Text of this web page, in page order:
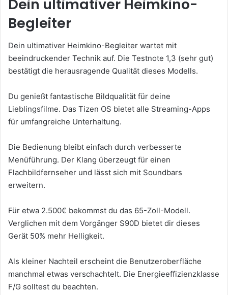
Dein ultimativer Heimkino-
Begleiter
Dein ultimativer Heimkino-Begleiter wartet mit
beeindruckender Technik auf. Die Testnote 1,3 (sehr gut)
bestätigt die herausragende Qualität dieses Modells.
Du genießt fantastische Bildqualität für deine
Lieblingsfilme. Das Tizen OS bietet alle Streaming-Apps
für umfangreiche Unterhaltung.
Die Bedienung bleibt einfach durch verbesserte
Menüführung. Der Klang überzeugt für einen
Flachbildfernseher und lässt sich mit Soundbars
erweitern.
Für etwa 2.500€ bekommst du das 65-Zoll-Modell.
Verglichen mit dem Vorgänger S90D bietet dir dieses
Gerät 50% mehr Helligkeit.
Als kleiner Nachteil erscheint die Benutzeroberfläche
manchmal etwas verschachtelt. Die Energieeffizienzklasse
F/G solltest du beachten.